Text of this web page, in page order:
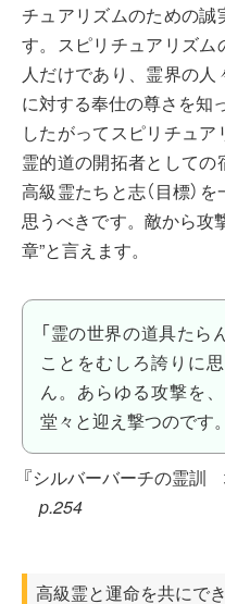
チュアリズムのための誠
す。スピリチュアリズ
人だけであり、霊界の
に対する奉仕の尊さを知
したがってスピリチュ
霊的道の開拓者として
高級霊たちと志（目標）
思うべきです。敵から攻
章”と言えます。
「霊の世界の道具た
ことをむしろ誇りに
ん。あらゆる攻撃を
堂々と迎え撃つのです
『シルバーバーチの霊訓
p.254
高級霊と運命を共にで